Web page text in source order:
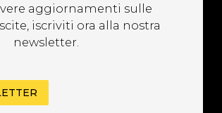
aggiornamenti sulle
iscriviti ora alla nostra
newsletter.